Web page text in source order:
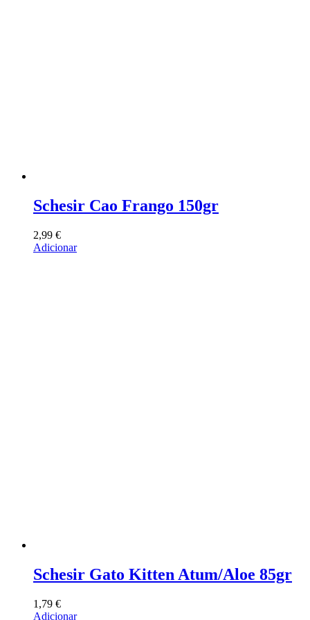
Schesir Cao Frango 150gr
2,99 €
Adicionar
Schesir Gato Kitten Atum/Aloe 85gr
1,79 €
Adicionar